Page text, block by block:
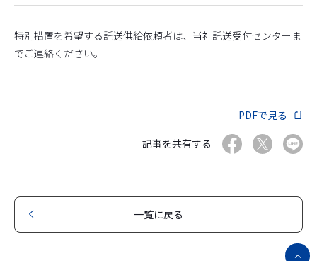
特別措置を希望する託送供給依頼者は、当社託送受付センターま
でご連絡ください。
PDFで見る
記事を共有する
一覧に戻る
ペ